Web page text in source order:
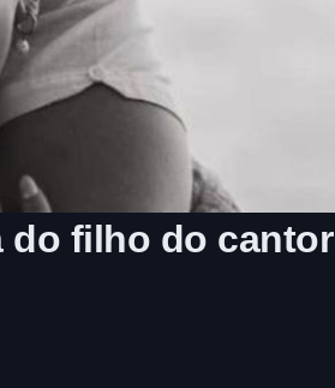
do filho do cantor